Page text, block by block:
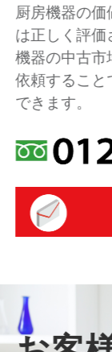
厨房機器の
は正しく評
機器の中古市
依頼するこ
できます。